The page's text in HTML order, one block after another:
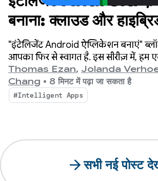
बनाना: क्लाउड और
"इंटेलिजेंट Android ऐप्लिकेशन बनाएं"
आपका फिर से स्वागत है. इस सीरीज़ में, हम
Android ऐप्लिकेशन को आपकी दिलचस्पी
गए, इंटेलिजेंट, और एजेंटिक अनुभव में बदलते
Thomas Ezan, Jolanda
Chang • 8 मिनट में पढ़ा जा सकता है
#Intelligent Apps
arrow_forwardसभी नई पोस्ट